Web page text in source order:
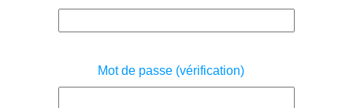
Mot de passe (vérification)